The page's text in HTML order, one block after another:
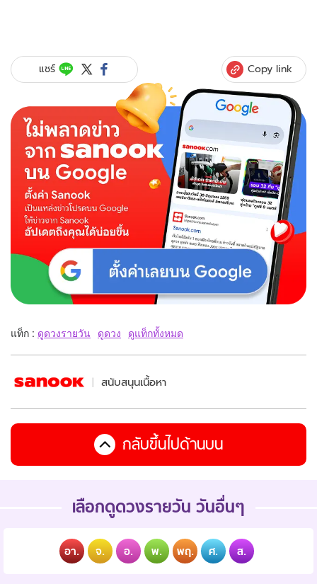
แชร์ Copy link
แท็ก : ดูดวงรายวัน ดูดวง ดูแท็กทั้งหมด
สนับสนุนเนื้อหา
กลับขึ้นไปด้านบน
เลือกดูดวงรายวัน วันอื่นๆ
อา. จ. อ. พ. พฤ. ศ. ส.